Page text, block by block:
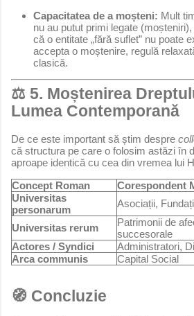
Capacitatea de a moșteni: Mult
nu au putut primi legate
că o entitate „fără suflet” nu poate
accepta o moștenire, regulă
clasică.
⚖️ 5. Moștenirea
Lumea Contemporană
De ce este important să știm despre
că structura pe care o folosim astăzi în
aproape identică cu cea din vremea lui
Concept Roman
Corespondent
Universitas
personarum
Asociații,
Universitas rerum
Patrimonii de
succesorale
Actores / Syndici
Administratori,
Arca communis
Capital Social
🧭 Concluzie